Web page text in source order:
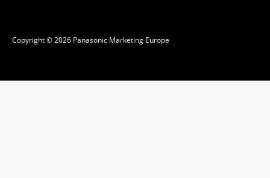
Copyright © 2026 Panasonic Marketing Europe